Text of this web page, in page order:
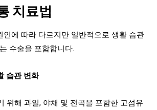
치료법
인에 따라 다르지만 일반적으로 생활 습관
수술을 포함합니다.
습관 변화
위해 과일, 야채 및 전곡을 포함한 고섬유